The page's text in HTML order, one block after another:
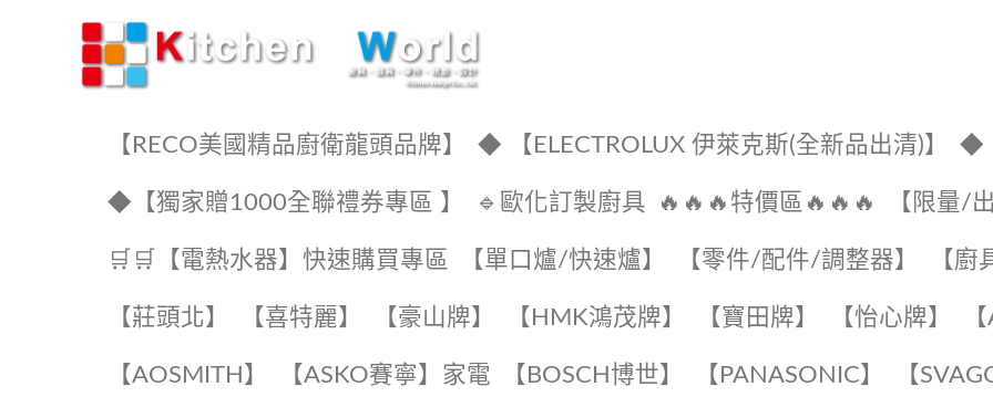
【RECO美國精品廚衛龍頭品牌】 ◆ 【ELECTROLUX 伊萊克斯(全新品出清)】 ◆
◆【獨家贈1000全聯禮券專區 】 🔹歐化訂製廚具 🔥🔥🔥特價區🔥🔥🔥 【限量/
🛒🛒【電熱水器】快速購買專區 【單口爐/快速爐】 【零件/配件/調整器】 【廚
【莊頭北】 【喜特麗】 【豪山牌】 【HMK鴻茂牌】 【寶田牌】 ️【怡心牌】️
【AOSMITH】 【ASKO賽寧】家電 【BOSCH博世】 ️【PANASONIC】️ 【